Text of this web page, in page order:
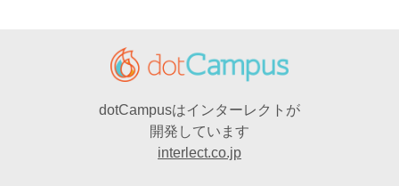
dotCampusはインターレクトが
開発しています
interlect.co.jp